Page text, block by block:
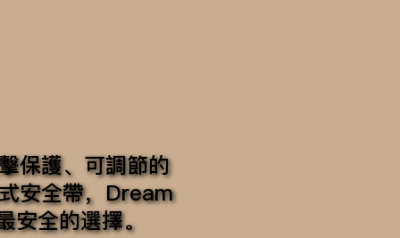
保護、可調節的
安全帶，Dream
全的選擇。